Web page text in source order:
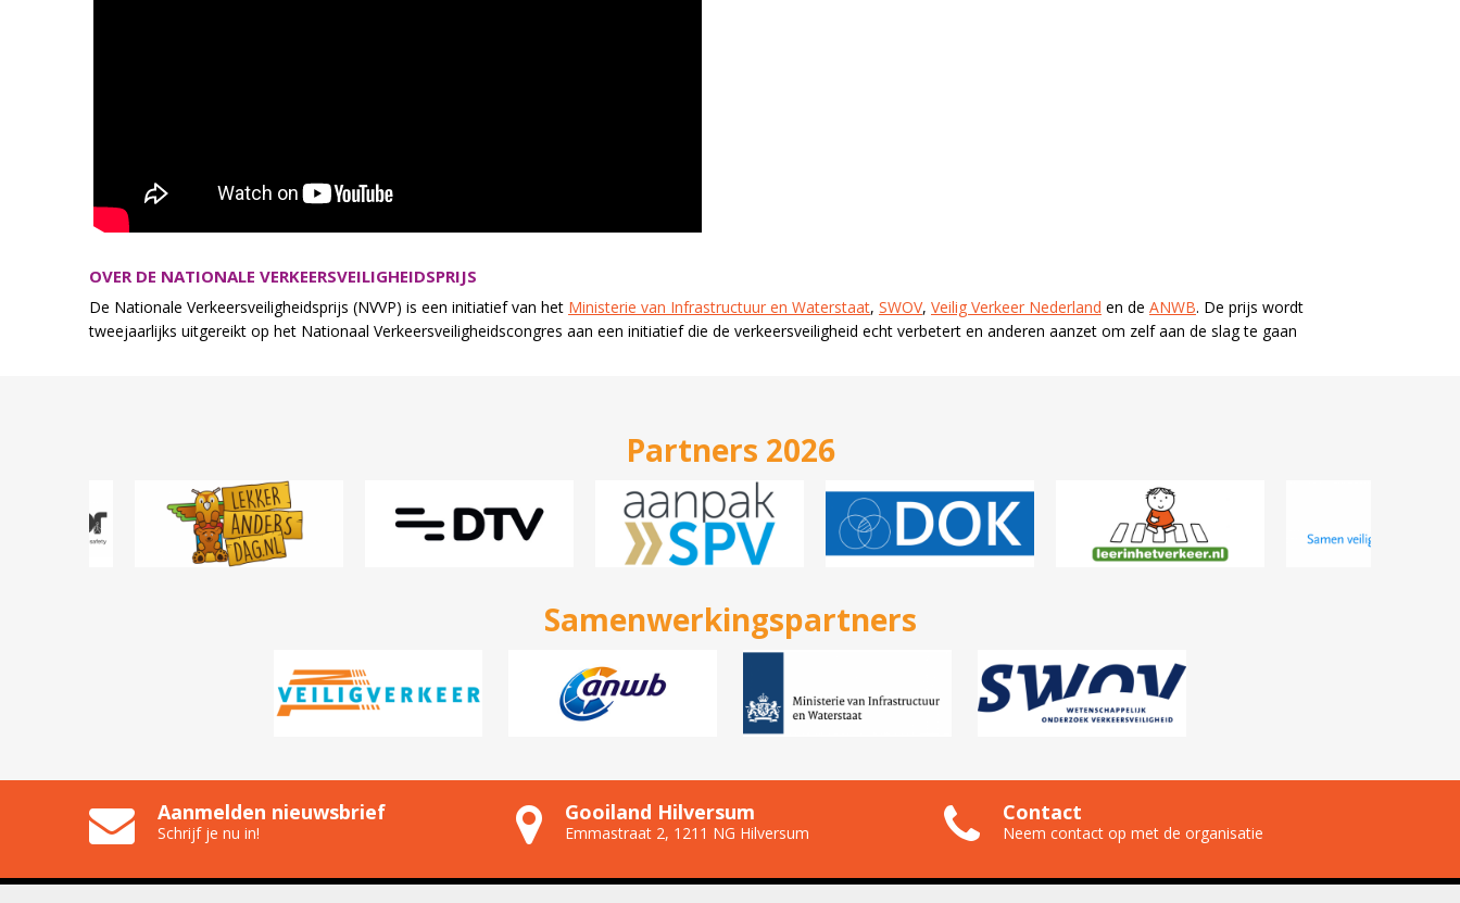
OVER DE NATIONALE VERKEERSVEILIGHEIDSPRIJS
De Nationale Verkeersveiligheidsprijs (NVVP) is een initiatief van het Ministerie van Infrastructuur en Waterstaat, SWOV, Veilig Verkeer Nederland en de ANWB. De prijs wordt
tweejaarlijks uitgereikt op het Nationaal Verkeersveiligheidscongres aan een initiatief die de verkeersveiligheid echt verbetert en anderen aanzet om zelf aan de slag te gaan
Partners 2026
Samenwerkingspartners
Aanmelden nieuwsbrief
Schrijf je nu in!
Gooiland Hilversum
Emmastraat 2, 1211 NG Hilversum
Contact
Neem contact op met de organisatie